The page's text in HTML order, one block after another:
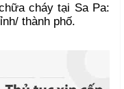
cháy tại Sa Pa:
thành phố.